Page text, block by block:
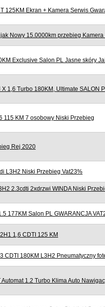
125KM Ekran + Kamera Serwis
Nowy 15.0000km przebieg Kamera
Exclusive Salon PL Jasne skóry
1,6 Turbo 180KM, Ultimate SALON
115 KM 7 osobowy Niski Przebieg
Rej 2020
L3H2 Niski Przebieg Vat23%
2.3cdti 2xdrzwi WINDA Niski
177KM Salon PL GWARANCJA
1,6 CDTI 125 KM
CDTI 180KM L3H2 Pneumatyczny
Automat 1.2 Turbo Klima Auto